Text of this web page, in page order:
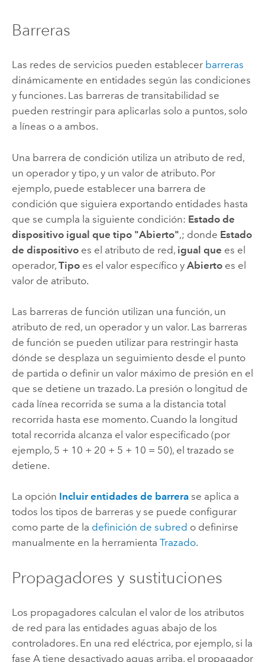
Barreras
Las redes de servicios pueden establecer barreras
dinámicamente en entidades según las condiciones
y funciones. Las barreras de transitabilidad se
pueden restringir para aplicarlas solo a puntos, solo
a líneas o a ambos.
Una barrera de condición utiliza un atributo de red,
un operador y tipo, y un valor de atributo. Por
ejemplo, puede establecer una barrera de
condición que siguiera exportando entidades hasta
que se cumpla la siguiente condición: Estado de
dispositivo igual que tipo "Abierto",; donde Estado
de dispositivoes el atributo de red, igual que es el
operador, Tipoes el valor específico y Abiertoes el
valor de atributo.
Las barreras de función utilizan una función, un
atributo de red, un operador y un valor. Las barreras
de función se pueden utilizar para restringir hasta
dónde se desplaza un seguimiento desde el punto
de partida o definir un valor máximo de presión en el
que se detiene un trazado. La presión o longitud de
cada línea recorrida se suma a la distancia total
recorrida hasta ese momento. Cuando la longitud
total recorrida alcanza el valor especificado (por
ejemplo, 5 + 10 + 20 + 5 + 10 = 50), el trazado se
detiene.
La opción Incluir entidades de barrerase aplica a
todos los tipos de barreras y se puede configurar
como parte de la definición de subred o definirse
manualmente en la herramienta Trazado.
Propagadores y sustituciones
Los propagadores calculan el valor de los atributos
de red para las entidades aguas abajo de los
controladores. En una red eléctrica, por ejemplo, si la
fase A tiene desactivado aguas arriba, el propagador